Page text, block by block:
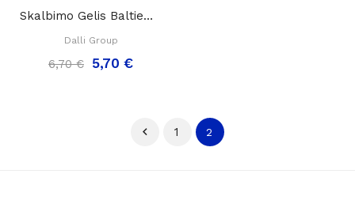
Skalbimo Gelis Baltiems Ir Šviesiems Audiniams,...
Dalli Group
6,70 € 5,70 €
 1 2